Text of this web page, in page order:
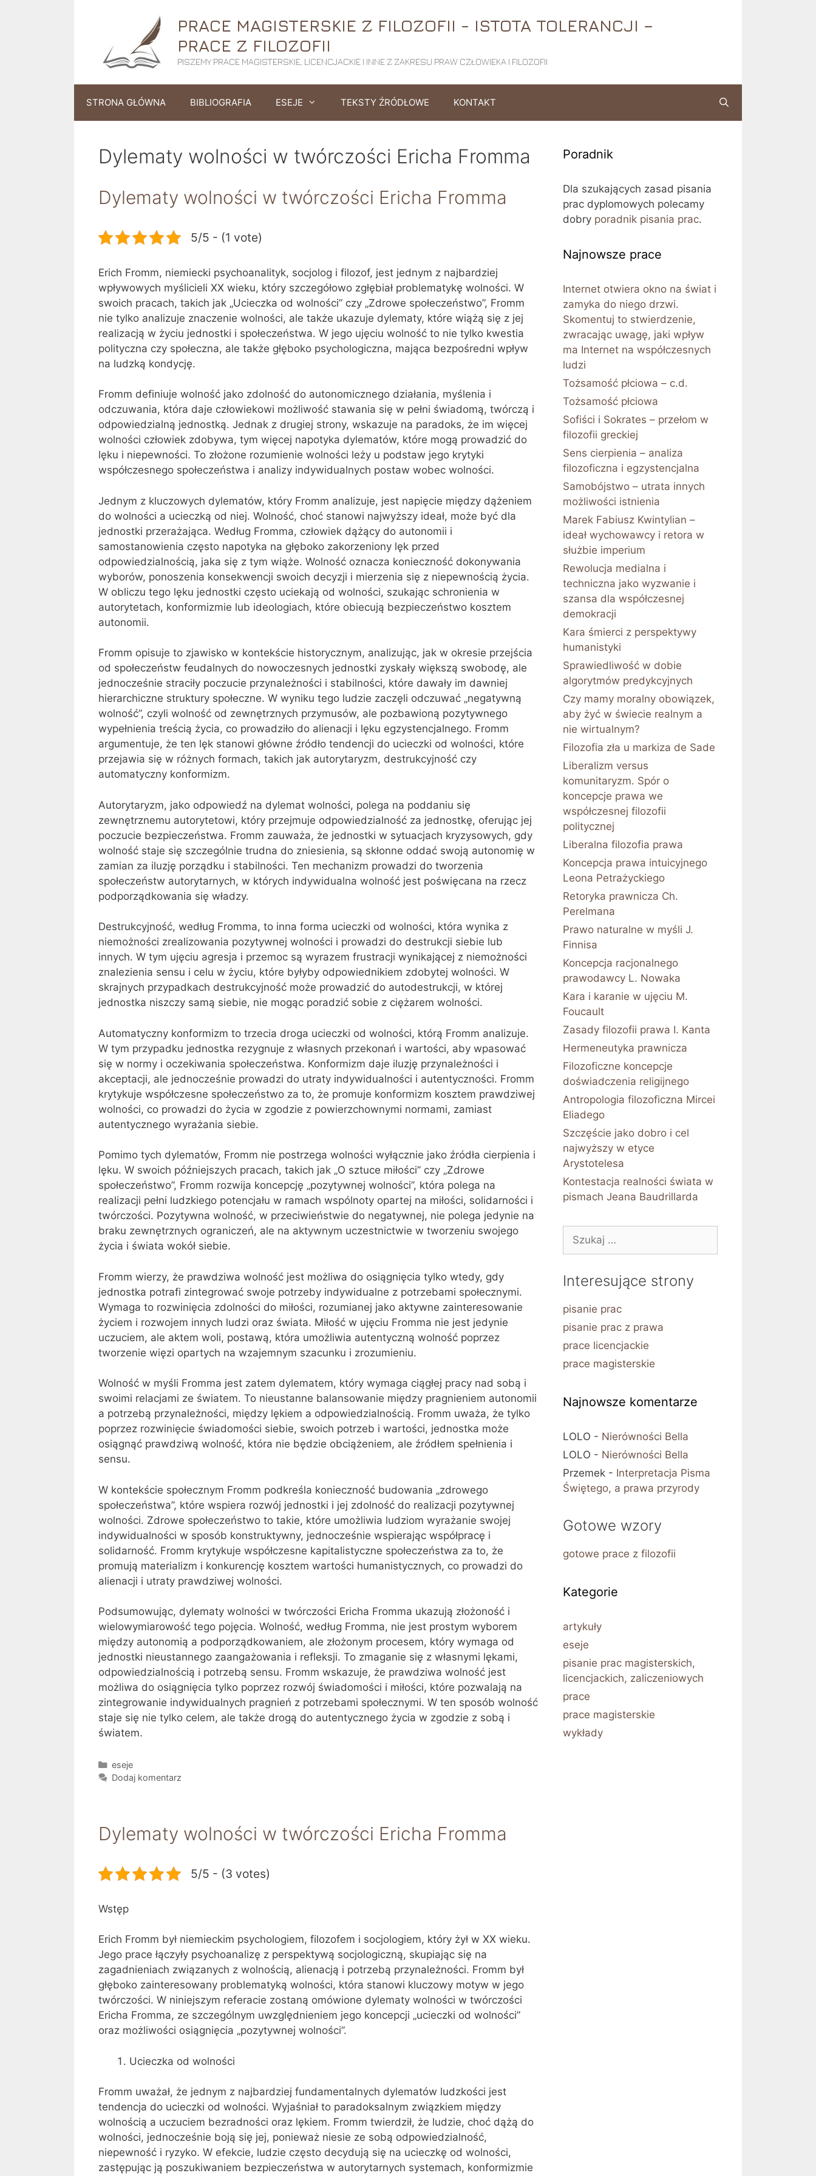
PRACE MAGISTERSKIE Z FILOZOFII - ISTOTA TOLERANCJI –
PRACE Z FILOZOFII
PISZEMY PRACE MAGISTERSKIE, LICENCJACKIE I INNE Z ZAKRESU PRAW CZŁOWIEKA I FILOZOFII
STRONA GŁÓWNA BIBLIOGRAFIA ESEJE TEKSTY ŹRÓDŁOWE KONTAKT
Dylematy wolności w twórczości Ericha Fromma
Dylematy wolności w twórczości Ericha Fromma
5/5 - (1 vote)
Erich Fromm, niemiecki psychoanalityk, socjolog i filozof, jest jednym z najbardziej
wpływowych myślicieli XX wieku, który szczegółowo zgłębiał problematykę wolności. W
swoich pracach, takich jak „Ucieczka od wolności” czy „Zdrowe społeczeństwo”, Fromm
nie tylko analizuje znaczenie wolności, ale także ukazuje dylematy, które wiążą się z jej
realizacją w życiu jednostki i społeczeństwa. W jego ujęciu wolność to nie tylko kwestia
polityczna czy społeczna, ale także głęboko psychologiczna, mająca bezpośredni wpływ
na ludzką kondycję.
Fromm definiuje wolność jako zdolność do autonomicznego działania, myślenia i
odczuwania, która daje człowiekowi możliwość stawania się w pełni świadomą, twórczą i
odpowiedzialną jednostką. Jednak z drugiej strony, wskazuje na paradoks, że im więcej
wolności człowiek zdobywa, tym więcej napotyka dylematów, które mogą prowadzić do
lęku i niepewności. To złożone rozumienie wolności leży u podstaw jego krytyki
współczesnego społeczeństwa i analizy indywidualnych postaw wobec wolności.
Jednym z kluczowych dylematów, który Fromm analizuje, jest napięcie między dążeniem
do wolności a ucieczką od niej. Wolność, choć stanowi najwyższy ideał, może być dla
jednostki przerażająca. Według Fromma, człowiek dążący do autonomii i
samostanowienia często napotyka na głęboko zakorzeniony lęk przed
odpowiedzialnością, jaka się z tym wiąże. Wolność oznacza konieczność dokonywania
wyborów, ponoszenia konsekwencji swoich decyzji i mierzenia się z niepewnością życia.
W obliczu tego lęku jednostki często uciekają od wolności, szukając schronienia w
autorytetach, konformizmie lub ideologiach, które obiecują bezpieczeństwo kosztem
autonomii.
Fromm opisuje to zjawisko w kontekście historycznym, analizując, jak w okresie przejścia
od społeczeństw feudalnych do nowoczesnych jednostki zyskały większą swobodę, ale
jednocześnie straciły poczucie przynależności i stabilności, które dawały im dawniej
hierarchiczne struktury społeczne. W wyniku tego ludzie zaczęli odczuwać „negatywną
wolność”, czyli wolność od zewnętrznych przymusów, ale pozbawioną pozytywnego
wypełnienia treścią życia, co prowadziło do alienacji i lęku egzystencjalnego. Fromm
argumentuje, że ten lęk stanowi główne źródło tendencji do ucieczki od wolności, które
przejawia się w różnych formach, takich jak autorytaryzm, destrukcyjność czy
automatyczny konformizm.
Autorytaryzm, jako odpowiedź na dylemat wolności, polega na poddaniu się
zewnętrznemu autorytetowi, który przejmuje odpowiedzialność za jednostkę, oferując jej
poczucie bezpieczeństwa. Fromm zauważa, że jednostki w sytuacjach kryzysowych, gdy
wolność staje się szczególnie trudna do zniesienia, są skłonne oddać swoją autonomię w
zamian za iluzję porządku i stabilności. Ten mechanizm prowadzi do tworzenia
społeczeństw autorytarnych, w których indywidualna wolność jest poświęcana na rzecz
podporządkowania się władzy.
Destrukcyjność, według Fromma, to inna forma ucieczki od wolności, która wynika z
niemożności zrealizowania pozytywnej wolności i prowadzi do destrukcji siebie lub
innych. W tym ujęciu agresja i przemoc są wyrazem frustracji wynikającej z niemożności
znalezienia sensu i celu w życiu, które byłyby odpowiednikiem zdobytej wolności. W
skrajnych przypadkach destrukcyjność może prowadzić do autodestrukcji, w której
jednostka niszczy samą siebie, nie mogąc poradzić sobie z ciężarem wolności.
Automatyczny konformizm to trzecia droga ucieczki od wolności, którą Fromm analizuje.
W tym przypadku jednostka rezygnuje z własnych przekonań i wartości, aby wpasować
się w normy i oczekiwania społeczeństwa. Konformizm daje iluzję przynależności i
akceptacji, ale jednocześnie prowadzi do utraty indywidualności i autentyczności. Fromm
krytykuje współczesne społeczeństwo za to, że promuje konformizm kosztem prawdziwej
wolności, co prowadzi do życia w zgodzie z powierzchownymi normami, zamiast
autentycznego wyrażania siebie.
Pomimo tych dylematów, Fromm nie postrzega wolności wyłącznie jako źródła cierpienia i
lęku. W swoich późniejszych pracach, takich jak „O sztuce miłości” czy „Zdrowe
społeczeństwo”, Fromm rozwija koncepcję „pozytywnej wolności”, która polega na
realizacji pełni ludzkiego potencjału w ramach wspólnoty opartej na miłości, solidarności i
twórczości. Pozytywna wolność, w przeciwieństwie do negatywnej, nie polega jedynie na
braku zewnętrznych ograniczeń, ale na aktywnym uczestnictwie w tworzeniu swojego
życia i świata wokół siebie.
Fromm wierzy, że prawdziwa wolność jest możliwa do osiągnięcia tylko wtedy, gdy
jednostka potrafi zintegrować swoje potrzeby indywidualne z potrzebami społecznymi.
Wymaga to rozwinięcia zdolności do miłości, rozumianej jako aktywne zainteresowanie
życiem i rozwojem innych ludzi oraz świata. Miłość w ujęciu Fromma nie jest jedynie
uczuciem, ale aktem woli, postawą, która umożliwia autentyczną wolność poprzez
tworzenie więzi opartych na wzajemnym szacunku i zrozumieniu.
Wolność w myśli Fromma jest zatem dylematem, który wymaga ciągłej pracy nad sobą i
swoimi relacjami ze światem. To nieustanne balansowanie między pragnieniem autonomii
a potrzebą przynależności, między lękiem a odpowiedzialnością. Fromm uważa, że tylko
poprzez rozwinięcie świadomości siebie, swoich potrzeb i wartości, jednostka może
osiągnąć prawdziwą wolność, która nie będzie obciążeniem, ale źródłem spełnienia i
sensu.
W kontekście społecznym Fromm podkreśla konieczność budowania „zdrowego
społeczeństwa”, które wspiera rozwój jednostki i jej zdolność do realizacji pozytywnej
wolności. Zdrowe społeczeństwo to takie, które umożliwia ludziom wyrażanie swojej
indywidualności w sposób konstruktywny, jednocześnie wspierając współpracę i
solidarność. Fromm krytykuje współczesne kapitalistyczne społeczeństwa za to, że
promują materializm i konkurencję kosztem wartości humanistycznych, co prowadzi do
alienacji i utraty prawdziwej wolności.
Podsumowując, dylematy wolności w twórczości Ericha Fromma ukazują złożoność i
wielowymiarowość tego pojęcia. Wolność, według Fromma, nie jest prostym wyborem
między autonomią a podporządkowaniem, ale złożonym procesem, który wymaga od
jednostki nieustannego zaangażowania i refleksji. To zmaganie się z własnymi lękami,
odpowiedzialnością i potrzebą sensu. Fromm wskazuje, że prawdziwa wolność jest
możliwa do osiągnięcia tylko poprzez rozwój świadomości i miłości, które pozwalają na
zintegrowanie indywidualnych pragnień z potrzebami społecznymi. W ten sposób wolność
staje się nie tylko celem, ale także drogą do autentycznego życia w zgodzie z sobą i
światem.
Kategorie
eseje
Dodaj komentarz
Dylematy wolności w twórczości Ericha Fromma
5/5 - (3 votes)
Wstęp
Erich Fromm był niemieckim psychologiem, filozofem i socjologiem, który żył w XX wieku.
Jego prace łączyły psychoanalizę z perspektywą socjologiczną, skupiając się na
zagadnieniach związanych z wolnością, alienacją i potrzebą przynależności. Fromm był
głęboko zainteresowany problematyką wolności, która stanowi kluczowy motyw w jego
twórczości. W niniejszym referacie zostaną omówione dylematy wolności w twórczości
Ericha Fromma, ze szczególnym uwzględnieniem jego koncepcji „ucieczki od wolności”
oraz możliwości osiągnięcia „pozytywnej wolności”.
Ucieczka od wolności
Fromm uważał, że jednym z najbardziej fundamentalnych dylematów ludzkości jest
tendencja do ucieczki od wolności. Wyjaśniał to paradoksalnym związkiem między
wolnością a uczuciem bezradności oraz lękiem. Fromm twierdził, że ludzie, choć dążą do
wolności, jednocześnie boją się jej, ponieważ niesie ze sobą odpowiedzialność,
niepewność i ryzyko. W efekcie, ludzie często decydują się na ucieczkę od wolności,
zastępując ją poszukiwaniem bezpieczeństwa w autorytarnych systemach, konformizmie
Poradnik
Dla szukających zasad pisania
prac dyplomowych polecamy
dobry poradnik pisania prac.
Najnowsze prace
Internet otwiera okno na świat i
zamyka do niego drzwi.
Skomentuj to stwierdzenie,
zwracając uwagę, jaki wpływ
ma Internet na współczesnych
ludzi
Tożsamość płciowa – c.d.
Tożsamość płciowa
Sofiści i Sokrates – przełom w
filozofii greckiej
Sens cierpienia – analiza
filozoficzna i egzystencjalna
Samobójstwo – utrata innych
możliwości istnienia
Marek Fabiusz Kwintylian –
ideał wychowawcy i retora w
służbie imperium
Rewolucja medialna i
techniczna jako wyzwanie i
szansa dla współczesnej
demokracji
Kara śmierci z perspektywy
humanistyki
Sprawiedliwość w dobie
algorytmów predykcyjnych
Czy mamy moralny obowiązek,
aby żyć w świecie realnym a
nie wirtualnym?
Filozofia zła u markiza de Sade
Liberalizm versus
komunitaryzm. Spór o
koncepcje prawa we
współczesnej filozofii
politycznej
Liberalna filozofia prawa
Koncepcja prawa intuicyjnego
Leona Petrażyckiego
Retoryka prawnicza Ch.
Perelmana
Prawo naturalne w myśli J.
Finnisa
Koncepcja racjonalnego
prawodawcy L. Nowaka
Kara i karanie w ujęciu M.
Foucault
Zasady filozofii prawa I. Kanta
Hermeneutyka prawnicza
Filozoficzne koncepcje
doświadczenia religijnego
Antropologia filozoficzna Mircei
Eliadego
Szczęście jako dobro i cel
najwyższy w etyce
Arystotelesa
Kontestacja realności świata w
pismach Jeana Baudrillarda
Interesujące strony
pisanie prac
pisanie prac z prawa
prace licencjackie
prace magisterskie
Najnowsze komentarze
LOLO - Nierówności Bella
LOLO - Nierówności Bella
Przemek - Interpretacja Pisma
Świętego, a prawa przyrody
Gotowe wzory
gotowe prace z filozofii
Kategorie
artykuły
eseje
pisanie prac magisterskich,
licencjackich, zaliczeniowych
prace
prace magisterskie
wykłady